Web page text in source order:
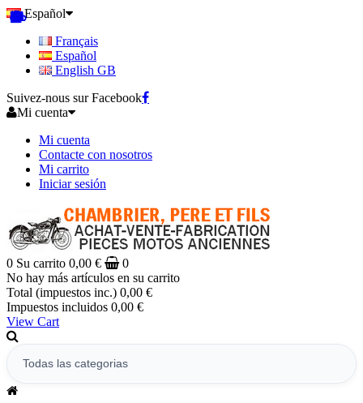
Español
Français
Español
English GB
Suivez-nous sur Facebook
Mi cuenta
Mi cuenta
Contacte con nosotros
Mi carrito
Iniciar sesión
0 Su carrito 0,00 €
0
No hay más artículos en su carrito
Total (impuestos inc.) 0,00 €
Impuestos incluidos 0,00 €
View Cart